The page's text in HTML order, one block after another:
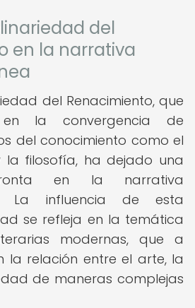
del
en la narrativa
del Renacimiento, que
la convergencia de
del conocimiento como el
la filosofía, ha dejado una
en la narrativa
La influencia de esta
se refleja en la temática
modernas, que a
la relación entre el arte, la
de maneras complejas